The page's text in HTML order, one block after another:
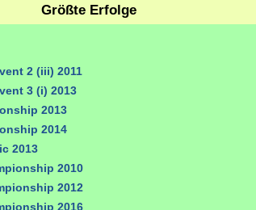
Größte Erfolge
2 (iii) 2011
3 (i) 2013
2013
2014
2013
2010
2012
2016